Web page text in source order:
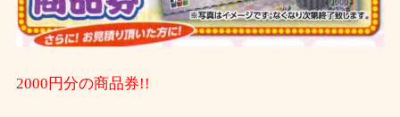
2000円分の商品券!!